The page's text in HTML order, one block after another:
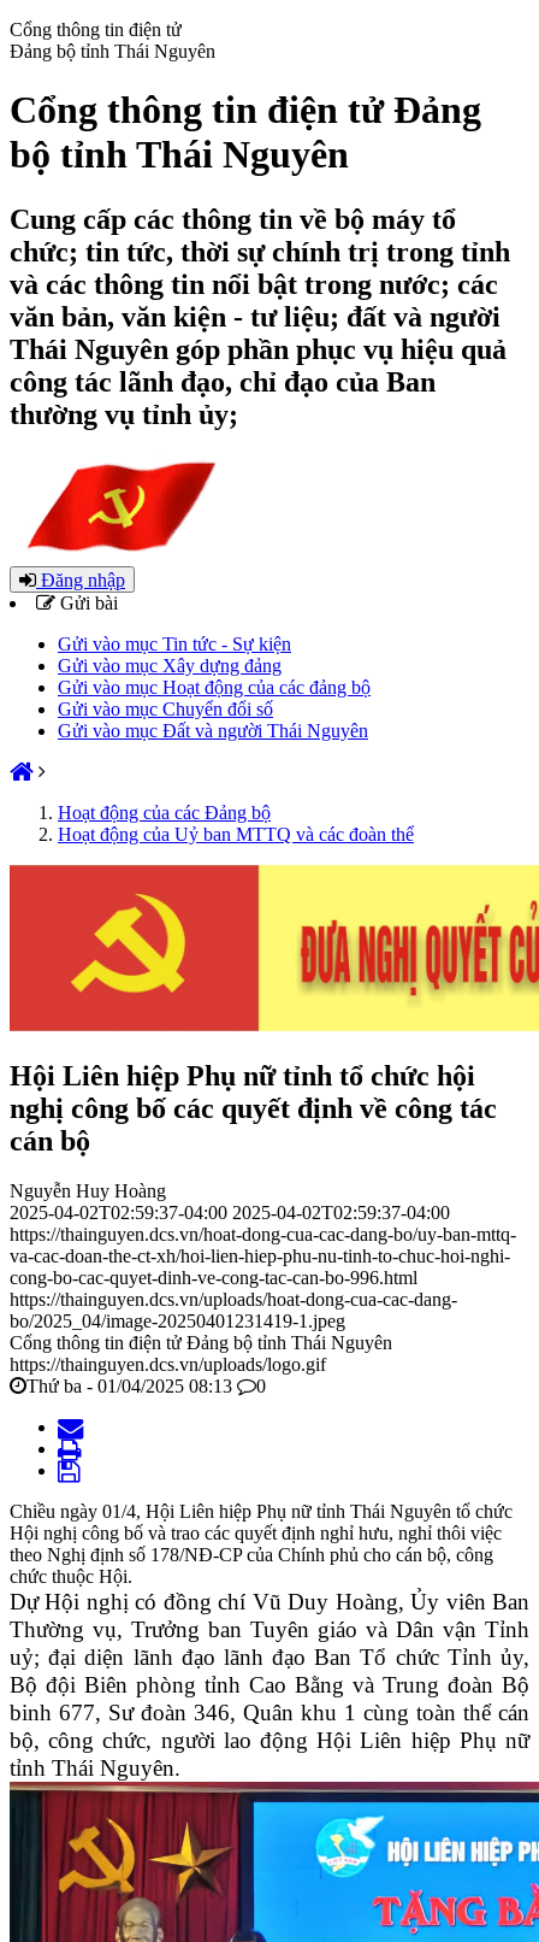
Cổng thông tin điện tử
Đảng bộ tỉnh Thái Nguyên
Cổng thông tin điện tử Đảng
bộ tỉnh Thái Nguyên
Cung cấp các thông tin về bộ máy tổ
chức; tin tức, thời sự chính trị trong tỉnh
và các thông tin nổi bật trong nước; các
văn bản, văn kiện - tư liệu; đất và người
Thái Nguyên góp phần phục vụ hiệu quả
công tác lãnh đạo, chỉ đạo của Ban
thường vụ tỉnh ủy;
Đăng nhập
Gửi bài
Gửi vào mục Tin tức - Sự kiện
Gửi vào mục Xây dựng đảng
Gửi vào mục Hoạt động của các đảng bộ
Gửi vào mục Chuyển đổi số
Gửi vào mục Đất và người Thái Nguyên
Hoạt động của các Đảng bộ
Hoạt động của Uỷ ban MTTQ và các đoàn thể
Hội Liên hiệp Phụ nữ tỉnh tổ chức hội
nghị công bố các quyết định về công tác
cán bộ
Nguyễn Huy Hoàng
2025-04-02T02:59:37-04:00 2025-04-02T02:59:37-04:00
https://thainguyen.dcs.vn/hoat-dong-cua-cac-dang-bo/uy-ban-mttq-
va-cac-doan-the-ct-xh/hoi-lien-hiep-phu-nu-tinh-to-chuc-hoi-nghi-
cong-bo-cac-quyet-dinh-ve-cong-tac-can-bo-996.html
https://thainguyen.dcs.vn/uploads/hoat-dong-cua-cac-dang-
bo/2025_04/image-20250401231419-1.jpeg
Cổng thông tin điện tử Đảng bộ tỉnh Thái Nguyên
https://thainguyen.dcs.vn/uploads/logo.gif
Thứ ba - 01/04/2025 08:13
0
Chiều ngày 01/4, Hội Liên hiệp Phụ nữ tỉnh Thái Nguyên tổ chức
Hội nghị công bố và trao các quyết định nghỉ hưu, nghỉ thôi việc
theo Nghị định số 178/NĐ-CP của Chính phủ cho cán bộ, công
chức thuộc Hội.
Dự Hội nghị có đồng chí Vũ Duy Hoàng, Ủy viên Ban
Thường vụ, Trưởng ban Tuyên giáo và Dân vận Tỉnh
uỷ; đại diện lãnh đạo lãnh đạo Ban Tổ chức Tỉnh ủy,
Bộ đội Biên phòng tỉnh Cao Bằng và Trung đoàn Bộ
binh 677, Sư đoàn 346, Quân khu 1 cùng toàn thể cán
bộ, công chức, người lao động Hội Liên hiệp Phụ nữ
tỉnh Thái Nguyên.